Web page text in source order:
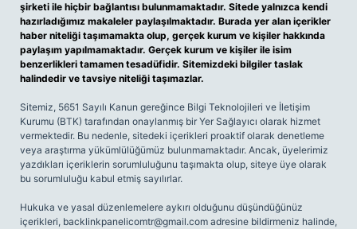
şirketi ile hiçbir bağlantısı bulunmamaktadır. Sitede yalnızca kendi
hazırladığımız makaleler paylaşılmaktadır. Burada yer alan içerikler
haber niteliği taşımamakta olup, gerçek kurum ve kişiler hakkında
paylaşım yapılmamaktadır. Gerçek kurum ve kişiler ile isim
benzerlikleri tamamen tesadüfidir. Sitemizdeki bilgiler taslak
halindedir ve tavsiye niteliği taşımazlar.
Sitemiz, 5651 Sayılı Kanun gereğince Bilgi Teknolojileri ve İletişim
Kurumu (BTK) tarafından onaylanmış bir Yer Sağlayıcı olarak hizmet
vermektedir. Bu nedenle, sitedeki içerikleri proaktif olarak denetleme
veya araştırma yükümlülüğümüz bulunmamaktadır. Ancak, üyelerimiz
yazdıkları içeriklerin sorumluluğunu taşımakta olup, siteye üye olarak
bu sorumluluğu kabul etmiş sayılırlar.
Hukuka ve yasal düzenlemelere aykırı olduğunu düşündüğünüz
içerikleri, backlinkpanelicomtr@gmail.com adresine bildirmeniz halinde,